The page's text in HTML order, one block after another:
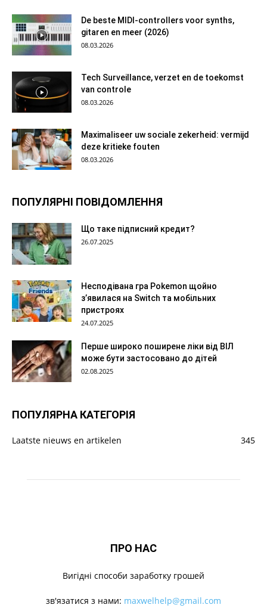
De beste MIDI-controllers voor synths,
gitaren en meer (2026)
08.03.2026
Tech Surveillance, verzet en de toekomst
van controle
08.03.2026
Maximaliseer uw sociale zekerheid: vermijd
deze kritieke fouten
08.03.2026
ПОПУЛЯРНІ ПОВІДОМЛЕННЯ
Що таке підписний кредит?
26.07.2025
Несподівана гра Pokemon щойно
з’явилася на Switch та мобільних
пристроях
24.07.2025
Перше широко поширене ліки від ВІЛ
може бути застосовано до дітей
02.08.2025
ПОПУЛЯРНА КАТЕГОРІЯ
Laatste nieuws en artikelen 345
ПРО НАС
Вигідні способи заработку грошей
зв'язатися з нами: maxwelhelp@gmail.com